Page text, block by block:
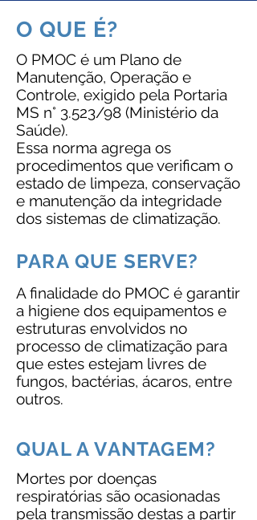
O QUE É?
O PMOC é um Plano de
Manutenção, Operação e
Controle, exigido pela Portaria
MS n° 3.523/98 (Ministério da
Saúde).
Essa norma agrega os
procedimentos que verificam o
estado de limpeza, conservação
e manutenção da integridade
dos sistemas de climatização.
PARA QUE SERVE?
A finalidade do PMOC é garantir
a higiene dos equipamentos e
estruturas envolvidos no
processo de climatização para
que estes estejam livres de
fungos, bactérias, ácaros, entre
outros.
QUAL A VANTAGEM?
Mortes por doenças
respiratórias são ocasionadas
pela transmissão destas a partir